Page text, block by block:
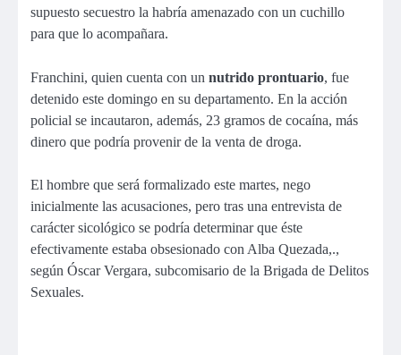
supuesto secuestro la habría amenazado con un cuchillo
para que lo acompañara.
Franchini, quien cuenta con un nutrido prontuario, fue
detenido este domingo en su departamento. En la acción
policial se incautaron, además, 23 gramos de cocaína, más
dinero que podría provenir de la venta de droga.
El hombre que será formalizado este martes, nego
inicialmente las acusaciones, pero tras una entrevista de
carácter sicológico se podría determinar que éste
efectivamente estaba obsesionado con Alba Quezada,.,
según Óscar Vergara, subcomisario de la Brigada de Delitos
Sexuales.